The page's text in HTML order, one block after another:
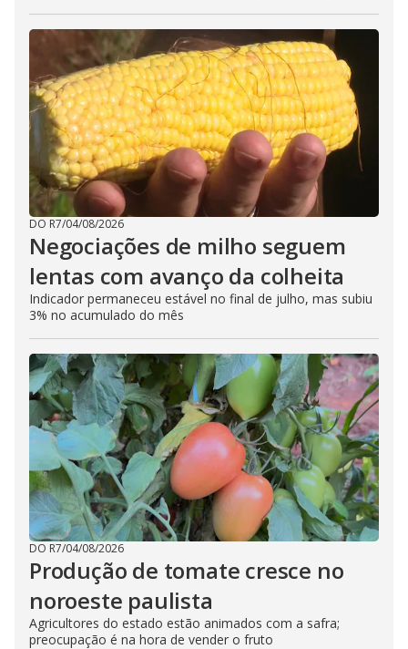
DO R7/04/08/2026
Negociações de milho seguem
lentas com avanço da colheita
Indicador permaneceu estável no final de julho, mas subiu
3% no acumulado do mês
DO R7/04/08/2026
Produção de tomate cresce no
noroeste paulista
Agricultores do estado estão animados com a safra;
preocupação é na hora de vender o fruto